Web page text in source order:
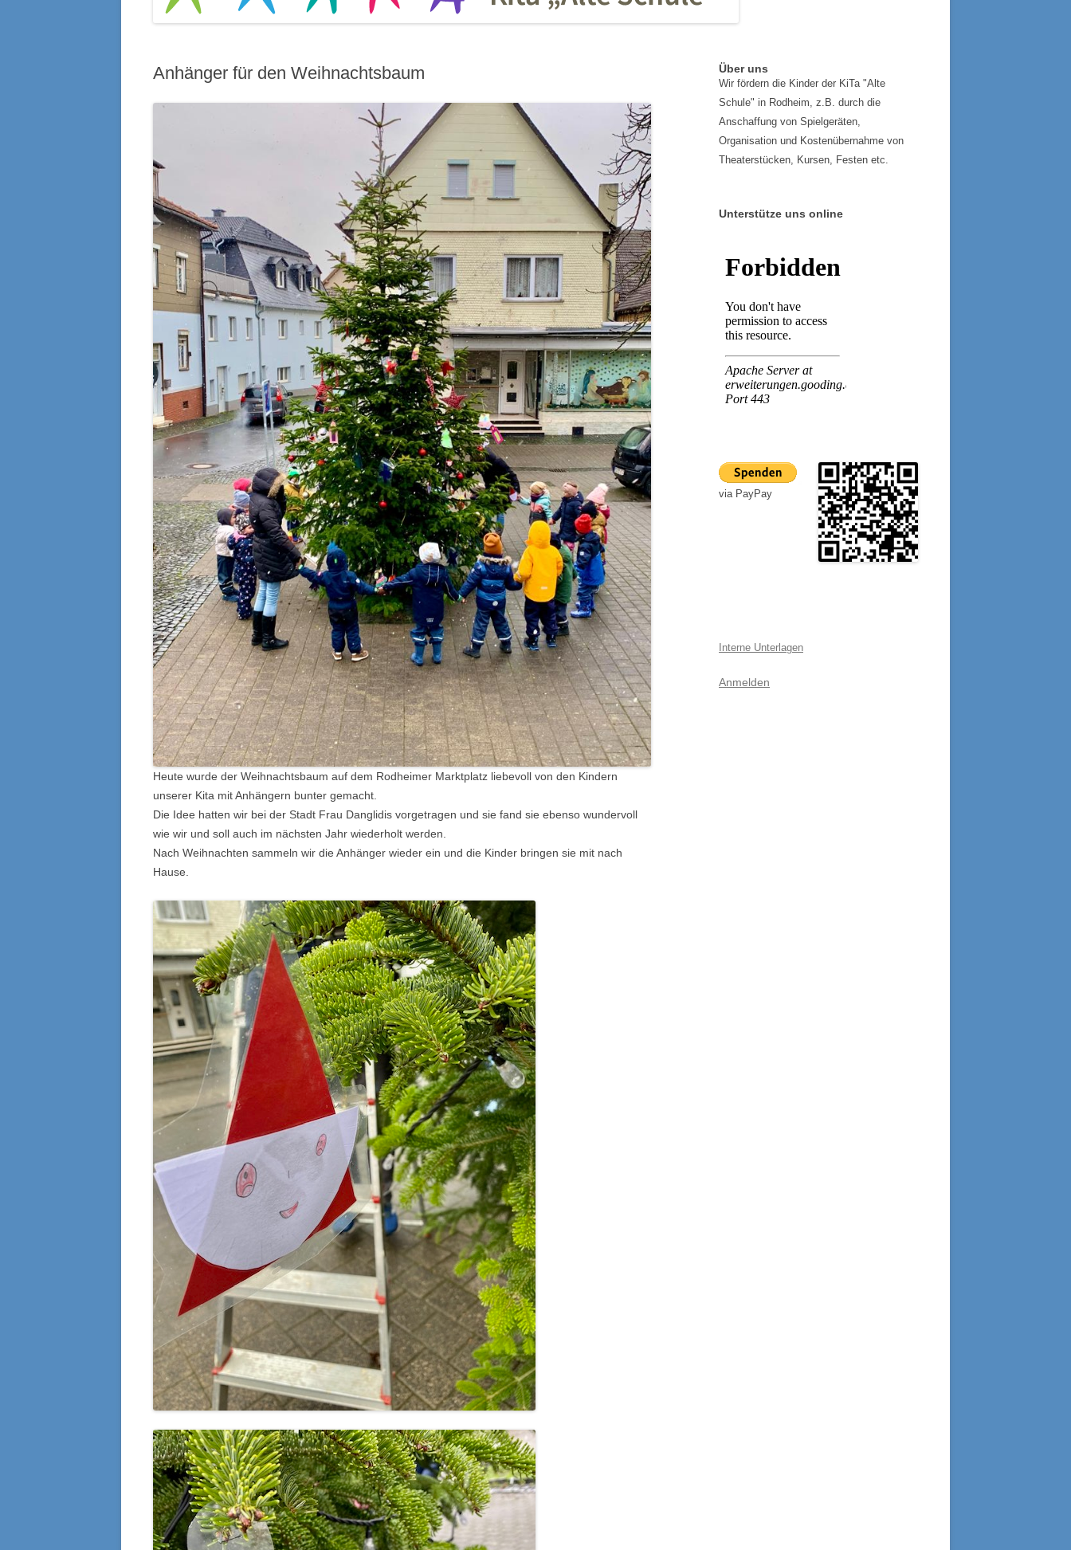
Anhänger für den Weihnachtsbaum
Heute wurde der Weihnachtsbaum auf dem Rodheimer Marktplatz liebevoll von den Kindern
unserer Kita mit Anhängern bunter gemacht.
Die Idee hatten wir bei der Stadt Frau Danglidis vorgetragen und sie fand sie ebenso wundervoll
wie wir und soll auch im nächsten Jahr wiederholt werden.
Nach Weihnachten sammeln wir die Anhänger wieder ein und die Kinder bringen sie mit nach
Hause.
Über uns
Wir fördern die Kinder der KiTa "Alte
Schule" in Rodheim, z.B. durch die
Anschaffung von Spielgeräten,
Organisation und Kostenübernahme von
Theaterstücken, Kursen, Festen etc.
Unterstütze uns online
via PayPay
Interne Unterlagen
Anmelden